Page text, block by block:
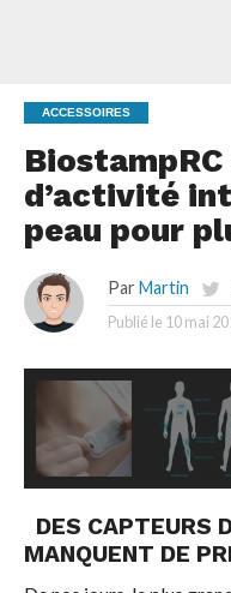
ACCESSOIRES
d’activité
peau pour
Par Martin
Publié le 10 mai
DES CAPTEURS
MANQUENT DE